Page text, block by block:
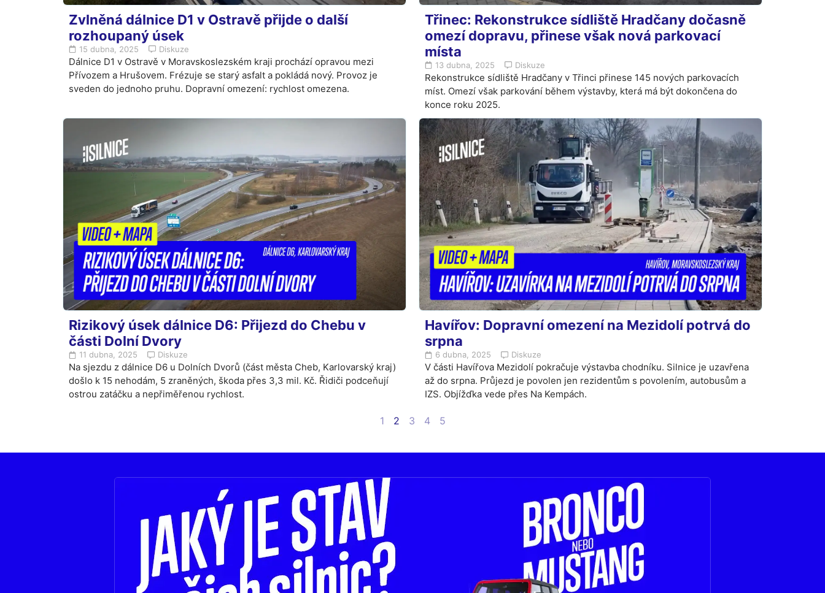
Zvlněná dálnice D1 v Ostravě přijde o další
rozhoupaný úsek
15 dubna, 2025 Diskuze
Dálnice D1 v Ostravě v Moravskoslezském kraji prochází opravou mezi
Přívozem a Hrušovem. Frézuje se starý asfalt a pokládá nový. Provoz je
sveden do jednoho pruhu. Dopravní omezení: rychlost omezena.
Třinec: Rekonstrukce sídliště Hradčany dočasně
omezí dopravu, přinese však nová parkovací
místa
13 dubna, 2025 Diskuze
Rekonstrukce sídliště Hradčany v Třinci přinese 145 nových parkovacích
míst. Omezí však parkování během výstavby, která má být dokončena do
konce roku 2025.
Rizikový úsek dálnice D6: Přijezd do Chebu v
části Dolní Dvory
11 dubna, 2025 Diskuze
Na sjezdu z dálnice D6 u Dolních Dvorů (část města Cheb, Karlovarský kraj)
došlo k 15 nehodám, 5 zraněných, škoda přes 3,3 mil. Kč. Řidiči podceňují
ostrou zatáčku a nepřiměřenou rychlost.
Havířov: Dopravní omezení na Mezidolí potrvá do
srpna
6 dubna, 2025 Diskuze
V části Havířova Mezidolí pokračuje výstavba chodníku. Silnice je uzavřena
až do srpna. Průjezd je povolen jen rezidentům s povolením, autobusům a
IZS. Objížďka vede přes Na Kempách.
1 2 3 4 5